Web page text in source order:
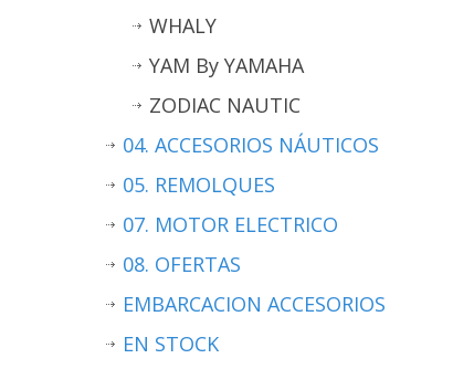
WHALY
YAM By YAMAHA
ZODIAC NAUTIC
04. ACCESORIOS NÁUTICOS
05. REMOLQUES
07. MOTOR ELECTRICO
08. OFERTAS
EMBARCACION ACCESORIOS
EN STOCK